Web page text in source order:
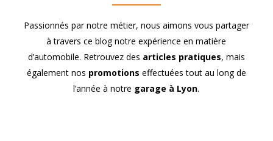
Passionnés par notre métier, nous aimons vous partager
à travers ce blog notre expérience en matière
d’automobile. Retrouvez des articles pratiques, mais
également nos promotions effectuées tout au long de
l’année à notre garage à Lyon.